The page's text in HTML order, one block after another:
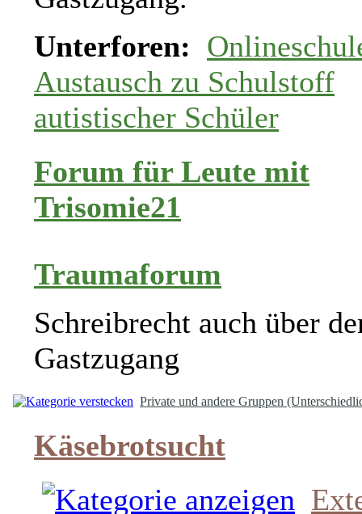
Unterforen:
Austausch zu Schulstoff
autistischer Schüler
Forum für Leute mit
Trisomie21
Traumaforum
Schreibrecht auch über
Gastzugang
Private und andere Gruppen
Käsebrotsucht